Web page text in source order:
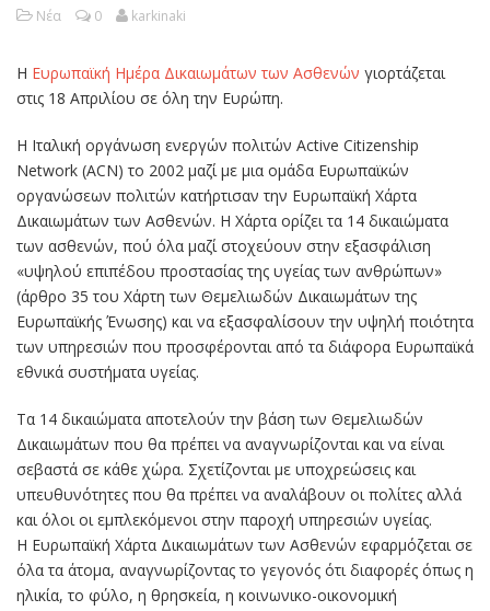
Νέα 0 karkinaki
Η Ευρωπαϊκή Ημέρα Δικαιωμάτων των Ασθενών γιορτάζεται
στις 18 Απριλίου σε όλη την Ευρώπη.
Η Ιταλική οργάνωση ενεργών πολιτών Active Citizenship
Network (ACN) το 2002 μαζί με μια ομάδα Ευρωπαϊκών
οργανώσεων πολιτών κατήρτισαν την Ευρωπαϊκή Χάρτα
Δικαιωμάτων των Ασθενών. Η Χάρτα ορίζει τα 14 δικαιώματα
των ασθενών, πού όλα μαζί στοχεύουν στην εξασφάλιση
«υψηλού επιπέδου προστασίας της υγείας των ανθρώπων»
(άρθρο 35 του Χάρτη των Θεμελιωδών Δικαιωμάτων της
Ευρωπαϊκής Ένωσης) και να εξασφαλίσουν την υψηλή ποιότητα
των υπηρεσιών που προσφέρονται από τα διάφορα Ευρωπαϊκά
εθνικά συστήματα υγείας.
Τα 14 δικαιώματα αποτελούν την βάση των Θεμελιωδών
Δικαιωμάτων που θα πρέπει να αναγνωρίζονται και να είναι
σεβαστά σε κάθε χώρα. Σχετίζονται με υποχρεώσεις και
υπευθυνότητες που θα πρέπει να αναλάβουν οι πολίτες αλλά
και όλοι οι εμπλεκόμενοι στην παροχή υπηρεσιών υγείας.
Η Ευρωπαϊκή Χάρτα Δικαιωμάτων των Ασθενών εφαρμόζεται σε
όλα τα άτομα, αναγνωρίζοντας το γεγονός ότι διαφορές όπως η
ηλικία, το φύλο, η θρησκεία, η κοινωνικο-οικονομική